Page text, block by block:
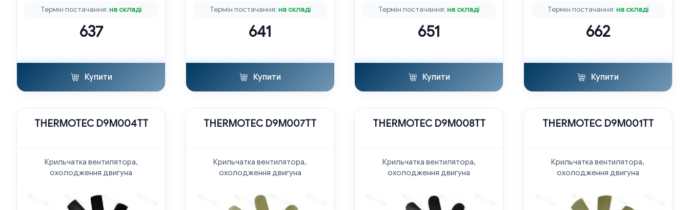
Термін постачання:на складі
637
Купити
Термін постачання: на складі
641
Купити
Термін постачання:на складі
651
Купити
Термін постачання: на складі
662
Купити
THERMOTEC D9M004TT
Крильчатка вентилятора,
охолодження двигуна
THERMOTEC D9M007TT
Крильчатка вентилятора,
охолодження двигуна
THERMOTEC D9M008TT
Крильчатка вентилятора,
охолодження двигуна
THERMOTEC D9M001TT
Крильчатка вентилятора,
охолодження двигуна